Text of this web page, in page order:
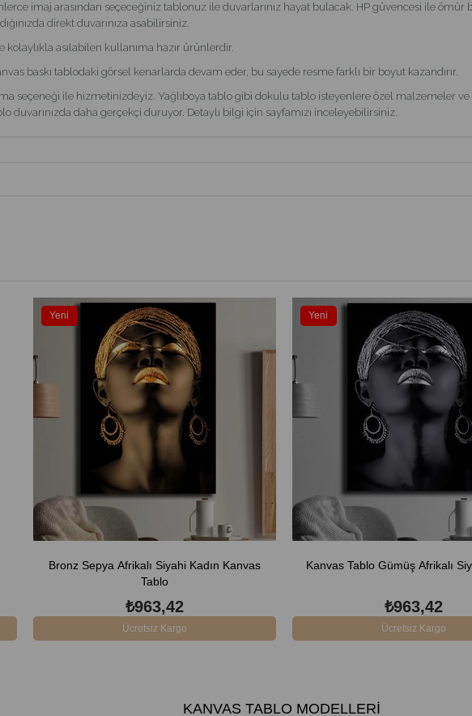
imaj arasından seçeceğiniz tablonuz ile duvarlarınız hayat bulacak. HP güvencesi ile
direkt duvarınıza asabilirsiniz.
kolaylıkla asılabilen kullanıma hazır ürünlerdir.
baskı tablodaki görsel kenarlarda devam eder, bu sayede resme farklı bir boyut kazandırır.
seçeneği ile hizmetinizdeyiz. Yağlıboya tablo gibi dokulu tablo isteyenlere özel malzemeler ve
duvarınızda daha gerçekçi duruyor. Detaylı bilgi için sayfamızı inceleyebilirsiniz.
Bronz Sepya Afrikalı Siyahi Kadın Kanvas
Tablo
₺963,42
Ücretsiz Kargo
Yeni
Kanvas Tablo Gümüş Afrikalı
₺963,42
Ücretsiz Kargo
Yeni
KANVAS TABLO MODELLERI